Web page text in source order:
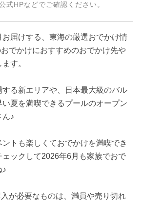
式HPなどでご確認ください。
お届けする、東海の厳選おでかけ情
でかけにおすすめのおでかけ先や
す。
する新エリアや、日本最大級のバル
夏を満喫できるプールのオープン
ん♪
トも楽しくておでかけを満喫でき
ェックして2026年6月も家族でおで
♪
が必要なものは、満員や売り切れ